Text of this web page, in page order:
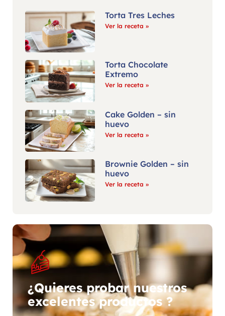
Torta Tres Leches
Ver la receta »
Torta Chocolate
Extremo
Ver la receta »
Cake Golden – sin
huevo
Ver la receta »
Brownie Golden – sin
huevo
Ver la receta »
¿Quieres probar nuestros
excelentes productos ?